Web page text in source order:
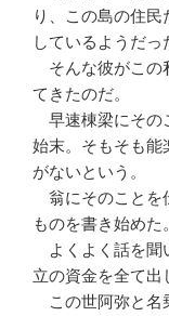
り、この島の住
しているようだっ
そんな彼がこの
てきたのだ。
早速棟梁にその
始末。そもそも能
がないという。
翁にそのことを
ものを書き始めた。
よくよく話を聞
立の資金を全て出
この世阿弥と名